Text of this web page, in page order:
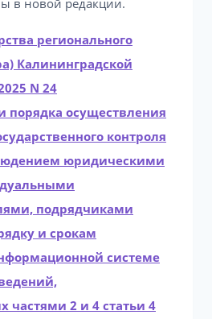
в новой редакции.
регионального
Калининградской
N 24
порядка осуществления
контроля
юридическими
подрядчиками
и срокам
системе
частями 2 и 4 статьи 4